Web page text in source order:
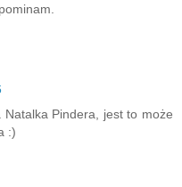
Natalka Pindera, jest to może
:)